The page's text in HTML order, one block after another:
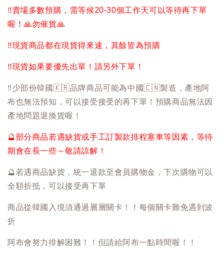
‼️賣場多數預購，需等候20-30個工作天可以等待再下單
喔！🙏勿催貨🙏
‼️現貨商品都在現貨得來速，其餘皆為預購
‼️現貨如果要優先出單！請另外下單！
‼️少部份韓國 🇰🇷品牌商品可能為中國🇨🇳製造，產地阿
布也無法預知，可以接受接受的再下單！預購商品無法因
產地問題退換貨喔！
🔮部分商品若遇缺貨或手工訂製款排程塞車等因素，等待
期會在長一些～敬請諒解！
🔮 若遇商品缺貨，統一退款至會員購物金，下次購物可以
全額折抵，可以接受再下單
商品從韓國入境須通過層層關卡！！每個關卡難免遇到波
折
阿布會努力排解困難！！但請給阿布一點時間喔！！